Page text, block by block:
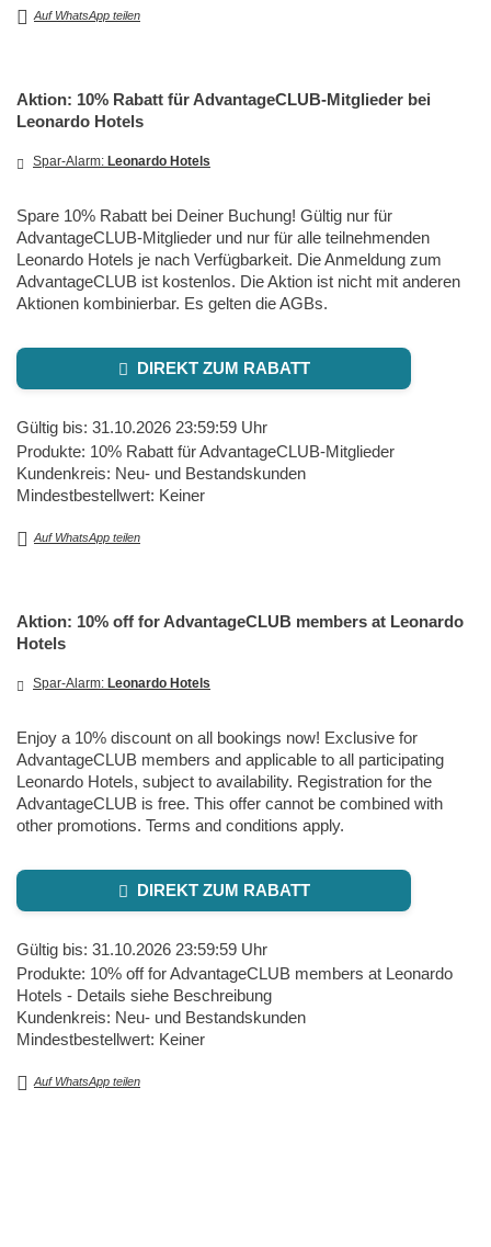
Auf WhatsApp teilen
Aktion: 10% Rabatt für AdvantageCLUB-Mitglieder bei
Leonardo Hotels
Spar-Alarm: Leonardo Hotels
Spare 10% Rabatt bei Deiner Buchung! Gültig nur für
AdvantageCLUB-Mitglieder und nur für alle teilnehmenden
Leonardo Hotels je nach Verfügbarkeit. Die Anmeldung zum
AdvantageCLUB ist kostenlos. Die Aktion ist nicht mit anderen
Aktionen kombinierbar. Es gelten die AGBs.
DIREKT ZUM RABATT
Gültig bis: 31.10.2026 23:59:59 Uhr
Produkte: 10% Rabatt für AdvantageCLUB-Mitglieder
Kundenkreis: Neu- und Bestandskunden
Mindestbestellwert: Keiner
Auf WhatsApp teilen
Aktion: 10% off for AdvantageCLUB members at Leonardo
Hotels
Spar-Alarm: Leonardo Hotels
Enjoy a 10% discount on all bookings now! Exclusive for
AdvantageCLUB members and applicable to all participating
Leonardo Hotels, subject to availability. Registration for the
AdvantageCLUB is free. This offer cannot be combined with
other promotions. Terms and conditions apply.
DIREKT ZUM RABATT
Gültig bis: 31.10.2026 23:59:59 Uhr
Produkte: 10% off for AdvantageCLUB members at Leonardo
Hotels - Details siehe Beschreibung
Kundenkreis: Neu- und Bestandskunden
Mindestbestellwert: Keiner
Auf WhatsApp teilen